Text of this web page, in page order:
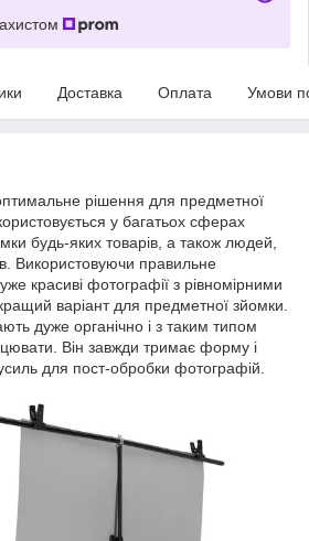
Доставка Оплата Умови
рішення для предметної
у багатьох сферах
будь-яких товарів, а також людей,
Використовуючи правильне
красиві фотографії з рівномірними
варіант для предметної зйомки.
дуже органічно і з таким типом
Він завжди тримає форму і
для пост-обробки фотографій.